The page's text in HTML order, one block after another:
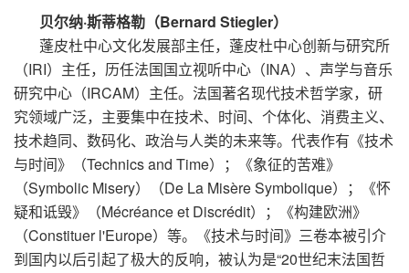
贝尔纳·斯蒂格勒（Bernard Stiegler）
蓬皮杜中心文化发展部主任，蓬皮杜中心创新与研究所
（IRI）主任，历任法国国立视听中心（INA）、声学与音乐
研究中心（IRCAM）主任。法国著名现代技术哲学家，研
究领域广泛，主要集中在技术、时间、个体化、消费主义、
技术趋同、数码化、政治与人类的未来等。代表作有《技术
与时间》（Technics and Time）；《象征的苦难》
（Symbolic Misery）（De La Misère Symbolique）；《怀
疑和诋毁》（Mécréance et Discrédit）；《构建欧洲》
（Constituer l'Europe）等。《技术与时间》三卷本被引介
到国内以后引起了极大的反响，被认为是“20世纪末法国哲